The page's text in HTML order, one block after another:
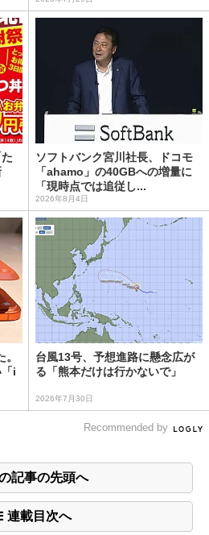
ソフトバンク宮川社長、ドコモ
「ahamo」の40GBへの増量に
「現時点では追従し...
2026年8月4日
i
台風13号、予想進路に懸念広が
る「熊本だけは行かないで」
2026年7月30日
Recommended by
記事の先頭へ
連載目次へ